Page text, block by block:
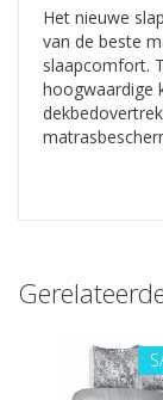
Het nieuwe
van de beste
slaapcomfort.
hoogwaardige